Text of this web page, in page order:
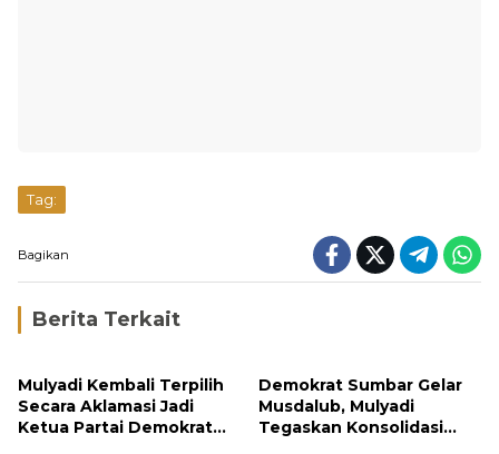
Tag:
Bagikan
Berita Terkait
Mulyadi Kembali Terpilih
Secara Aklamasi Jadi
Ketua Partai Demokrat
Demokrat Sumbar Gelar
Musdalub, Mulyadi
Tegaskan Konsolidasi